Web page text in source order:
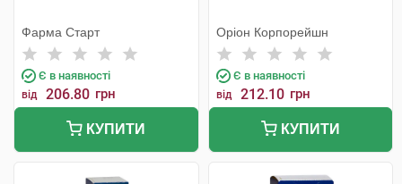
Фарма Старт
Є в наявності
від 206.80 грн
КУПИТИ
Оріон Корпорейшн
Є в наявності
від 212.10 грн
КУПИТИ